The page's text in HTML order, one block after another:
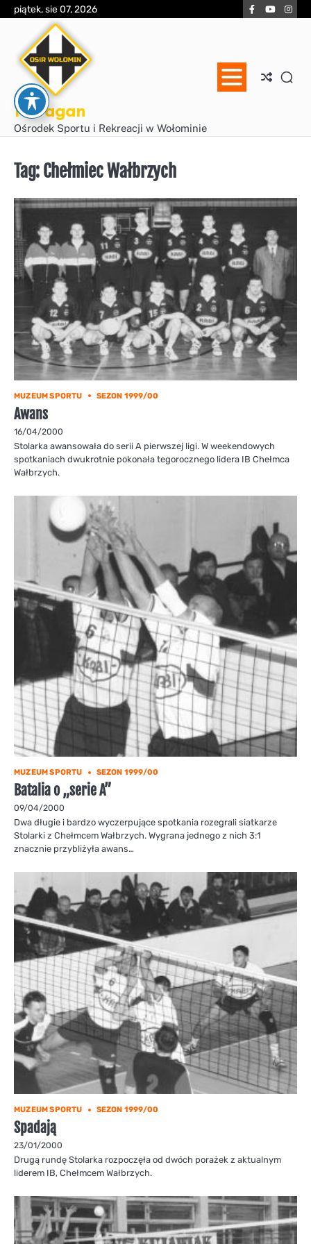
Skip
content
piątek, sie 07, 2026 Facebook
YouTube
Huragan
Ośrodek Sportu i Rekreacji w Wołominie
Tag:Chełmiec Wałbrzych
MUZEUM SPORTU SEZON 1999/00
Awans
16/04/2000
Stolarka awansowała do serii A pierwszej ligi. W weekendowych
spotkaniach dwukrotnie pokonała tegorocznego lidera IB Chełmca
Wałbrzych.
MUZEUM SPORTU SEZON 1999/00
Batalia o „serie A”
09/04/2000
Dwa długie i bardzo wyczerpujące spotkania rozegrali siatkarze
Stolarki z Chełmcem Wałbrzych. Wygrana jednego z nich 3:1
znacznie przybliżyła awans…
MUZEUM SPORTU SEZON 1999/00
Spadają
23/01/2000
Drugą rundę Stolarka rozpoczęła od dwóch porażek z aktualnym
liderem IB, Chełmcem Wałbrzych.